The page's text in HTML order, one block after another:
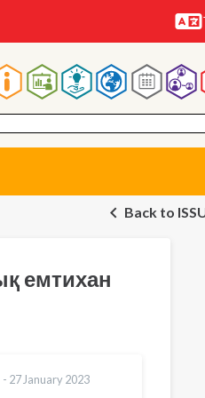
Back to
емтихан
- 27 January 2023